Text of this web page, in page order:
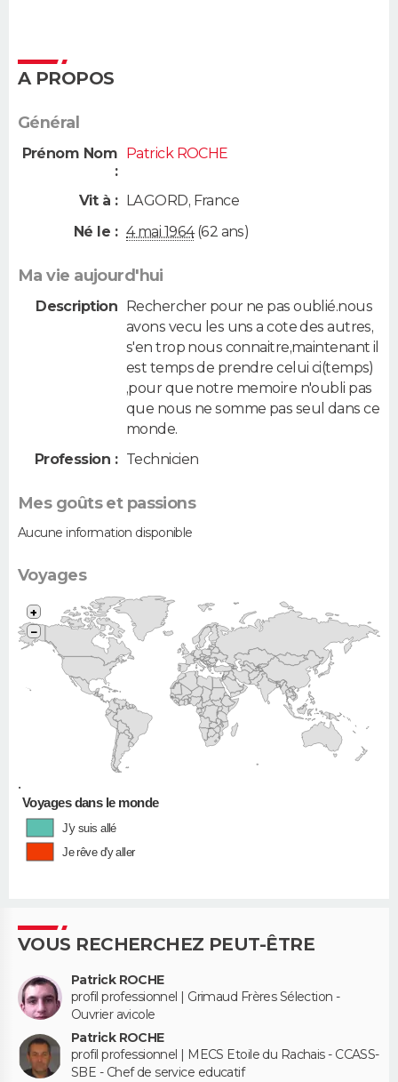
A PROPOS
Général
Prénom Nom
:
Patrick ROCHE
Vit à : LAGORD, France
Né le : 4 mai 1964(62 ans)
Ma vie aujourd'hui
Description Rechercher pour ne pas oublié.nous
avons vecu les uns a cote des autres,
s'en trop nous connaitre,maintenant il
est temps de prendre celui ci(temps)
,pour que notre memoire n'oubli pas
que nous ne somme pas seul dans ce
monde.
Profession : Technicien
Mes goûts et passions
Aucune information disponible
Voyages
•
+
−
Voyages dans le monde
J'y suis allé
Je rêve d'y aller
VOUS RECHERCHEZ PEUT-ÊTRE
Patrick ROCHE
profil professionnel | Grimaud Frères Sélection -
Ouvrier avicole
Patrick ROCHE
profil professionnel | MECS Etoile du Rachais - CCASS-
SBE - Chef de service educatif